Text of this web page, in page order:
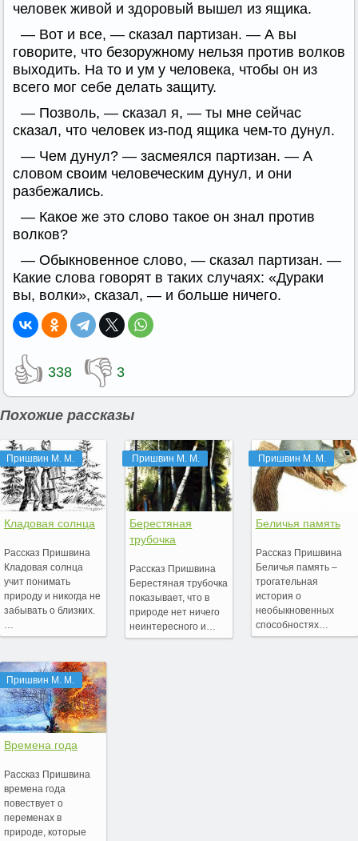
человек живой и здоровый вышел из ящика.
— Вот и все, — сказал партизан. — А вы
говорите, что безоружному нельзя против волков
выходить. На то и ум у человека, чтобы он из
всего мог себе делать защиту.
— Позволь, — сказал я, — ты мне сейчас
сказал, что человек из-под ящика чем-то дунул.
— Чем дунул? — засмеялся партизан. — А
словом своим человеческим дунул, и они
разбежались.
— Какое же это слово такое он знал против
волков?
— Обыкновенное слово, — сказал партизан. —
Какие слова говорят в таких случаях: «Дураки
вы, волки», сказал, — и больше ничего.
👍 338 👎 3
Похожие рассказы
Пришвин М. М.
Кладовая солнца
Рассказ Пришвина
Кладовая солнца
учит понимать
природу и никогда не
забывать о близких.
…
Пришвин М. М.
Времена года
Рассказ Пришвина
времена года
повествует о
переменах в
природе, которые
Пришвин М. М.
Берестяная
трубочка
Рассказ Пришвина
Берестяная трубочка
показывает, что в
природе нет ничего
неинтересного и…
Пришвин М. М.
Беличья память
Рассказ Пришвина
Беличья память –
трогательная
история о
необыкновенных
способностях…